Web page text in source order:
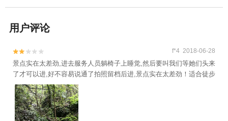
用户评论

 f*4 2018-06-28
景点实在太差劲,进去服务人员躺椅子上睡觉,然后要叫我们等她们头来
了才可以进,好不容易说通了拍照留档后进,景点实在太差劲！适合徒步